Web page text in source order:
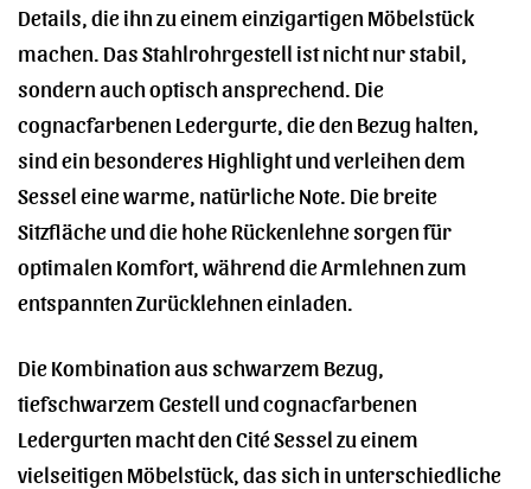
Details, die ihn zu einem einzigartigen Möbelstück
machen. Das Stahlrohrgestell ist nicht nur stabil,
sondern auch optisch ansprechend. Die
cognacfarbenen Ledergurte, die den Bezug halten,
sind ein besonderes Highlight und verleihen dem
Sessel eine warme, natürliche Note. Die breite
Sitzfläche und die hohe Rückenlehne sorgen für
optimalen Komfort, während die Armlehnen zum
entspannten Zurücklehnen einladen.
Die Kombination aus schwarzem Bezug,
tiefschwarzem Gestell und cognacfarbenen
Ledergurten macht den Cité Sessel zu einem
vielseitigen Möbelstück, das sich in unterschiedliche